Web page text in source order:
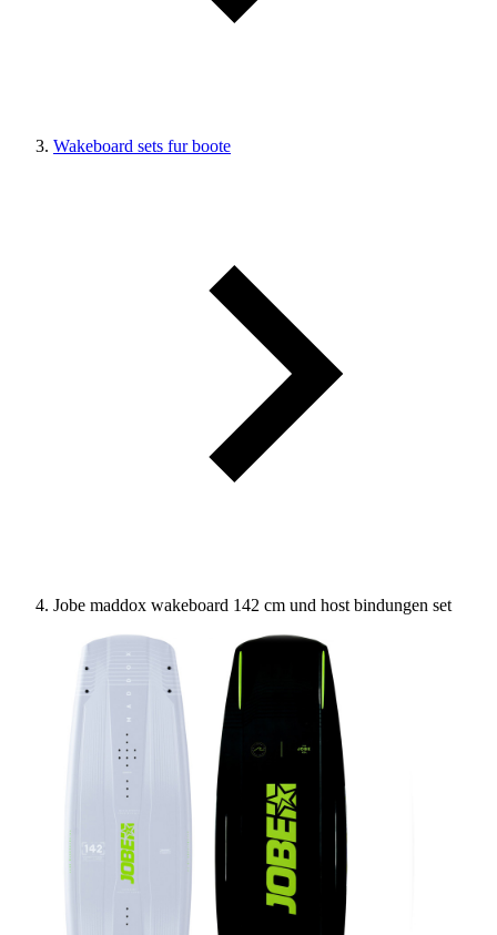
Wakeboard sets fur boote
Jobe maddox wakeboard 142 cm und host bindungen set